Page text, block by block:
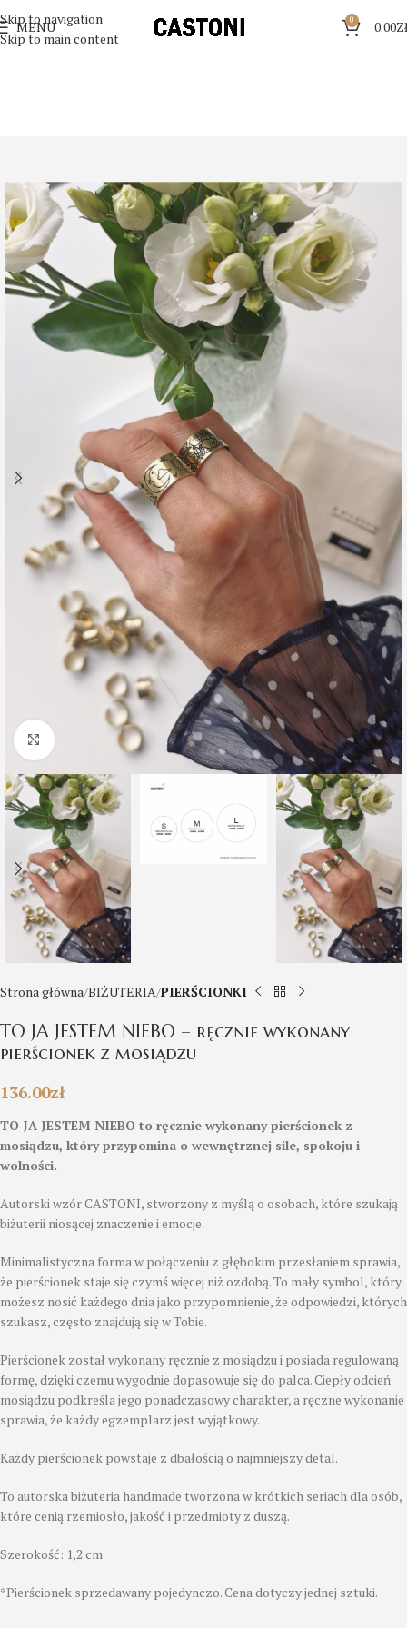
Skip to navigation
Skip to main content
MENU 0 0.00
Click to enlarge
Strona główna BIŻUTERIA PIERŚCIONKI
TO JA JESTEM NIEBO – ręcznie wykonany
pierścionek z mosiądzu
136.00zł
TO JA JESTEM NIEBO to ręcznie wykonany pierścionek z
mosiądzu, który przypomina o wewnętrznej sile, spokoju i
wolności.
Autorski wzór CASTONI, stworzony z myślą o osobach, które szukają
biżuterii niosącej znaczenie i emocje.
Minimalistyczna forma w połączeniu z głębokim przesłaniem sprawia,
że pierścionek staje się czymś więcej niż ozdobą. To mały symbol, który
możesz nosić każdego dnia jako przypomnienie, że odpowiedzi, których
szukasz, często znajdują się w Tobie.
Pierścionek został wykonany ręcznie z mosiądzu i posiada regulowaną
formę, dzięki czemu wygodnie dopasowuje się do palca. Ciepły odcień
mosiądzu podkreśla jego ponadczasowy charakter, a ręczne wykonanie
sprawia, że każdy egzemplarz jest wyjątkowy.
Każdy pierścionek powstaje z dbałością o najmniejszy detal.
To autorska biżuteria handmade tworzona w krótkich seriach dla osób,
które cenią rzemiosło, jakość i przedmioty z duszą.
Szerokość: 1,2 cm
*Pierścionek sprzedawany pojedynczo. Cena dotyczy jednej sztuki.